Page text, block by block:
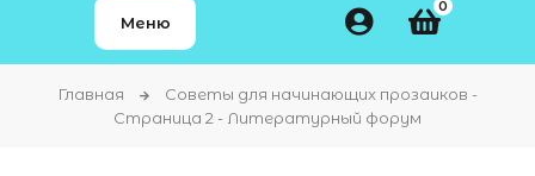
Меню
0
Главная
Советы для начинающих прозаиков -
Страница 2 - Литературный форум